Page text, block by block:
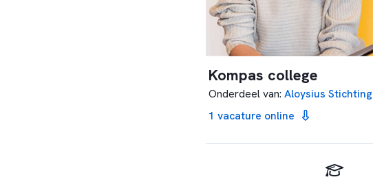
Kompas college
Onderdeel van: Aloysius Stichting
1 vacature online